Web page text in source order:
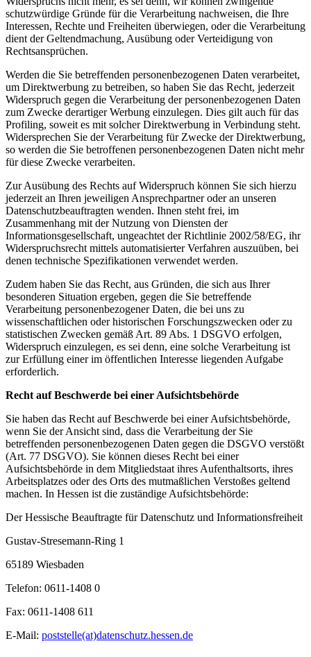
schutzwürdige Gründe für die Verarbeitung nachweisen, die Ihre
Interessen, Rechte und Freiheiten überwiegen, oder die Verarbeitung
dient der Geltendmachung, Ausübung oder Verteidigung von
Rechtsansprüchen.
Werden die Sie betreffenden personenbezogenen Daten verarbeitet,
um Direktwerbung zu betreiben, so haben Sie das Recht, jederzeit
Widerspruch gegen die Verarbeitung der personenbezogenen Daten
zum Zwecke derartiger Werbung einzulegen. Dies gilt auch für das
Profiling, soweit es mit solcher Direktwerbung in Verbindung steht.
Widersprechen Sie der Verarbeitung für Zwecke der Direktwerbung,
so werden die Sie betroffenen personenbezogenen Daten nicht mehr
für diese Zwecke verarbeiten.
Zur Ausübung des Rechts auf Widerspruch können Sie sich hierzu
jederzeit an Ihren jeweiligen Ansprechpartner oder an unseren
Datenschutzbeauftragten wenden. Ihnen steht frei, im
Zusammenhang mit der Nutzung von Diensten der
Informationsgesellschaft, ungeachtet der Richtlinie 2002/58/EG, ihr
Widerspruchsrecht mittels automatisierter Verfahren auszuüben, bei
denen technische Spezifikationen verwendet werden.
Zudem haben Sie das Recht, aus Gründen, die sich aus Ihrer
besonderen Situation ergeben, gegen die Sie betreffende
Verarbeitung personenbezogener Daten, die bei uns zu
wissenschaftlichen oder historischen Forschungszwecken oder zu
statistischen Zwecken gemäß Art. 89 Abs. 1 DSGVO erfolgen,
Widerspruch einzulegen, es sei denn, eine solche Verarbeitung ist
zur Erfüllung einer im öffentlichen Interesse liegenden Aufgabe
erforderlich.
Recht auf Beschwerde bei einer Aufsichtsbehörde
Sie haben das Recht auf Beschwerde bei einer Aufsichtsbehörde,
wenn Sie der Ansicht sind, dass die Verarbeitung der Sie
betreffenden personenbezogenen Daten gegen die DSGVO verstößt
(Art. 77 DSGVO). Sie können dieses Recht bei einer
Aufsichtsbehörde in dem Mitgliedstaat ihres Aufenthaltsorts, ihres
Arbeitsplatzes oder des Orts des mutmaßlichen Verstoßes geltend
machen. In Hessen ist die zuständige Aufsichtsbehörde:
Der Hessische Beauftragte für Datenschutz und Informationsfreiheit
Gustav-Stresemann-Ring 1
65189 Wiesbaden
Telefon: 0611-1408 0
Fax: 0611-1408 611
E-Mail: poststelle(at)datenschutz.hessen.de